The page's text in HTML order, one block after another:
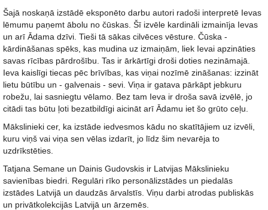
Šajā noskaņā izstādē eksponēto darbu autori radoši interpretē Ievas
lēmumu paņemt ābolu no čūskas. Šī izvēle kardināli izmainīja Ievas
un arī Ādama dzīvi. Tieši tā sākas cilvēces vēsture. Čūska -
kārdināšanas spēks, kas mudina uz izmaiņām, liek Ievai apzināties
savas rīcības pārdrošību. Tas ir ārkārtīgi droši doties nezināmajā.
Ieva kaislīgi tiecas pēc brīvības, kas viņai nozīmē zināšanas: izzināt
lietu būtību un - galvenais - sevi. Viņa ir gatava pārkāpt jebkuru
robežu, lai sasniegtu vēlamo. Bez tam Ieva ir droša savā izvēlē, jo
citādi tas būtu ļoti bezatbildīgi aicināt arī Ādamu iet šo grūto ceļu.
Mākslinieki cer, ka izstāde iedvesmos kādu no skatītājiem uz izvēli,
kuru viņš vai viņa sen vēlas izdarīt, jo līdz šim nevarēja to
uzdrīkstēties.
Tatjana Semane un Dainis Gudovskis ir Latvijas Mākslinieku
savienības biedri. Regulāri rīko personālizstādes un piedalās
izstādes Latvijā un daudzās ārvalstīs. Viņu darbi atrodas publiskās
un privātkolekcijās Latvijā un ārzemēs.